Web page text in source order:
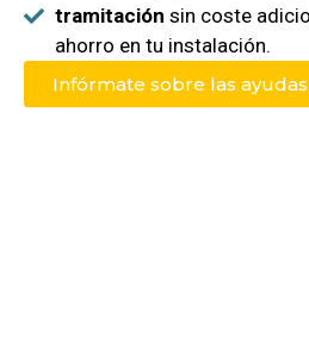
tramitación sin coste
ahorro en tu instalación.
Infórmate sobre las ayudas